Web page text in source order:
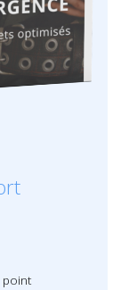
point